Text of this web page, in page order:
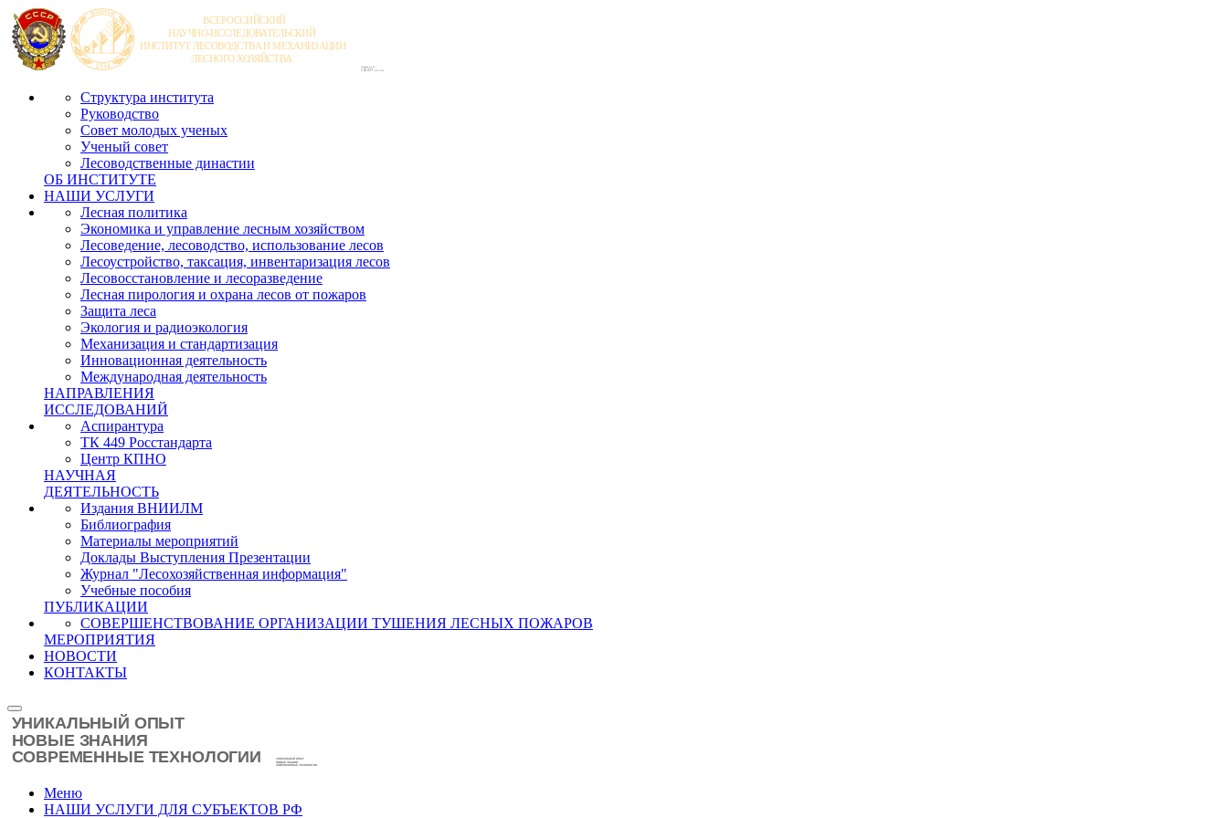
Структура института
Руководство
Совет молодых ученых
Ученый совет
Лесоводственные династии
ОБ ИНСТИТУТЕ
НАШИ УСЛУГИ
Лесная политика
Экономика и управление лесным хозяйством
Лесоведение, лесоводство, использование лесов
Лесоустройство, таксация, инвентаризация лесов
Лесовосстановление и лесоразведение
Лесная пирология и охрана лесов от пожаров
Защита леса
Экология и радиоэкология
Механизация и стандартизация
Инновационная деятельность
Международная деятельность
НАПРАВЛЕНИЯ
ИССЛЕДОВАНИЙ
Аспирантура
ТК 449 Росстандарта
Центр КПНО
НАУЧНАЯ
ДЕЯТЕЛЬНОСТЬ
Издания ВНИИЛМ
Библиография
Материалы мероприятий
Доклады Выступления Презентации
Журнал "Лесохозяйственная информация"
Учебные пособия
ПУБЛИКАЦИИ
СОВЕРШЕНСТВОВАНИЕ ОРГАНИЗАЦИИ ТУШЕНИЯ ЛЕСНЫХ ПОЖАРОВ
МЕРОПРИЯТИЯ
НОВОСТИ
КОНТАКТЫ
Меню
НАШИ УСЛУГИ ДЛЯ СУБЪЕКТОВ РФ